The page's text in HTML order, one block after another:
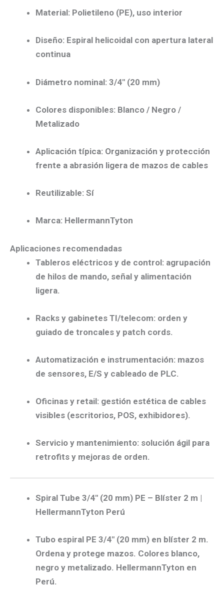
Material: Polietileno (PE), uso interior
Diseño: Espiral helicoidal con apertura lateral
continua
Diámetro nominal: 3/4″ (20 mm)
Colores disponibles: Blanco / Negro /
Metalizado
Aplicación típica: Organización y protección
frente a abrasión ligera de mazos de cables
Reutilizable: Sí
Marca: HellermannTyton
Aplicaciones recomendadas
Tableros eléctricos y de control: agrupación
de hilos de mando, señal y alimentación
ligera.
Racks y gabinetes TI/telecom: orden y
guiado de troncales y patch cords.
Automatización e instrumentación: mazos
de sensores, E/S y cableado de PLC.
Oficinas y retail: gestión estética de cables
visibles (escritorios, POS, exhibidores).
Servicio y mantenimiento: solución ágil para
retrofits y mejoras de orden.
Spiral Tube 3/4″ (20 mm) PE – Blíster 2 m |
HellermannTyton Perú
Tubo espiral PE 3/4″ (20 mm) en blíster 2 m.
Ordena y protege mazos. Colores blanco,
negro y metalizado. HellermannTyton en
Perú.